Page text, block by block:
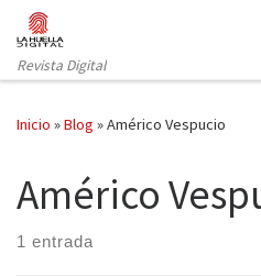
Saltar al contenido
Revista Digital
Inicio »Blog »Américo Vespucio
Américo
1 entrada